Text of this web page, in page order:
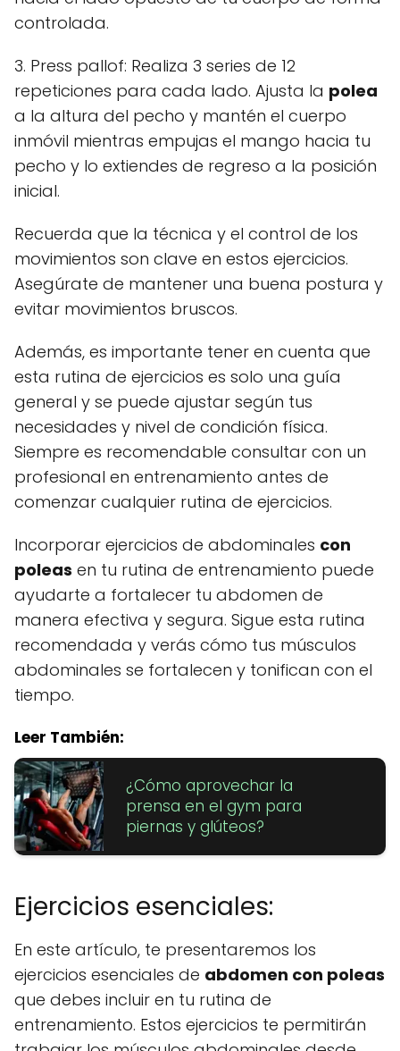
controlada.
3. Press pallof: Realiza 3 series de 12
repeticiones para cada lado. Ajusta la polea
a la altura del pecho y mantén el cuerpo
inmóvil mientras empujas el mango hacia tu
pecho y lo extiendes de regreso a la posición
inicial.
Recuerda que la técnica y el control de los
movimientos son clave en estos ejercicios.
Asegúrate de mantener una buena postura y
evitar movimientos bruscos.
Además, es importante tener en cuenta que
esta rutina de ejercicios es solo una guía
general y se puede ajustar según tus
necesidades y nivel de condición física.
Siempre es recomendable consultar con un
profesional en entrenamiento antes de
comenzar cualquier rutina de ejercicios.
Incorporar ejercicios de abdominales con
poleas en tu rutina de entrenamiento puede
ayudarte a fortalecer tu abdomen de
manera efectiva y segura. Sigue esta rutina
recomendada y verás cómo tus músculos
abdominales se fortalecen y tonifican con el
tiempo.
Leer También:
¿Cómo aprovechar la
prensa en el gym para
piernas y glúteos?
Ejercicios esenciales:
En este artículo, te presentaremos los
ejercicios esenciales de abdomen con poleas
que debes incluir en tu rutina de
entrenamiento. Estos ejercicios te permitirán